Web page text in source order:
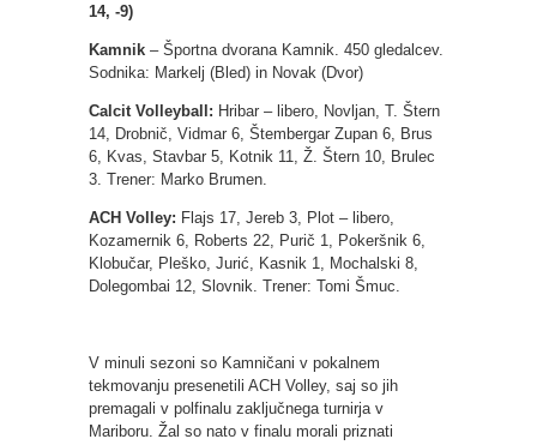
14, -9)
Kamnik – Športna dvorana Kamnik. 450 gledalcev.
Sodnika: Markelj (Bled) in Novak (Dvor)
Calcit Volleyball: Hribar – libero, Novljan, T. Štern
14, Drobnič, Vidmar 6, Štembergar Zupan 6, Brus
6, Kvas, Stavbar 5, Kotnik 11, Ž. Štern 10, Brulec
3. Trener: Marko Brumen.
ACH Volley: Flajs 17, Jereb 3, Plot – libero,
Kozamernik 6, Roberts 22, Purič 1, Pokeršnik 6,
Klobučar, Pleško, Jurić, Kasnik 1, Mochalski 8,
Dolegombai 12, Slovnik. Trener: Tomi Šmuc.
V minuli sezoni so Kamničani v pokalnem
tekmovanju presenetili ACH Volley, saj so jih
premagali v polfinalu zaključnega turnirja v
Mariboru. Žal so nato v finalu morali priznati